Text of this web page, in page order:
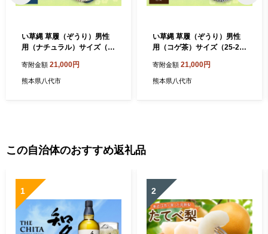
い草縄 草履（ぞうり）男性
用（ナチュラル）サイズ（2
ンダル メンズ ファッション
涼しい 和装 天然素材 ぞうり
寄附金額 21,000円
熊本県八代市
い草縄 草履（ぞうり）男性
用（コゲ茶）サイズ（25-26
サンダル メンズ ファッショ
ン 涼しい 和装 天然素材 ぞう
寄附金額 21,000円
熊本県八代市
この自治体のおすすめ返礼品
1 2